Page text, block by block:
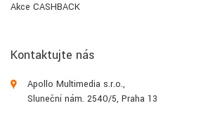
Akce CASHBACK
Kontaktujte nás
Apollo Multimedia s.r.o.,
Sluneční nám. 2540/5, Praha 13